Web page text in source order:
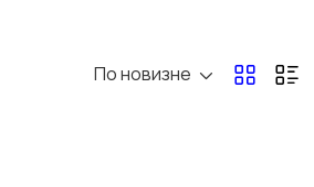
По новизне